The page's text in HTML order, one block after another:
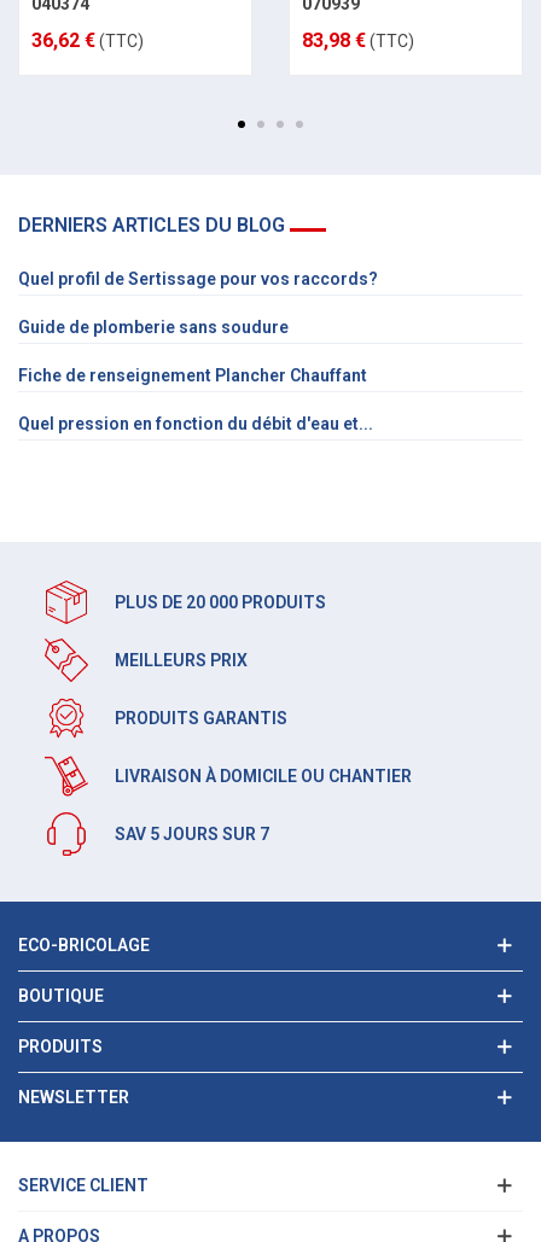
36,62 €(TTC) 83,98 €(TTC)
DERNIERS ARTICLES DU BLOG
Quel profil de Sertissage pour vos raccords?
Guide de plomberie sans soudure
Fiche de renseignement Plancher Chauffant
Quel pression en fonction du débit d'eau et...
PLUS DE 20 000 PRODUITS
MEILLEURS PRIX
PRODUITS GARANTIS
LIVRAISON À DOMICILE OU CHANTIER
SAV 5 JOURS SUR 7
ECO-BRICOLAGE
BOUTIQUE
PRODUITS
NEWSLETTER
SERVICE CLIENT
A PROPOS